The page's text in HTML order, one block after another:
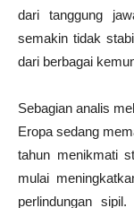
dari tanggung
semakin tidak
dari berbagai
Sebagian analis
Eropa sedang
tahun menikmati
mulai
perlindungan